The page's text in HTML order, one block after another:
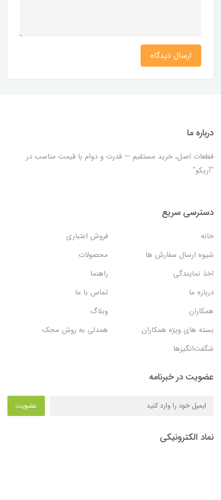
ارسال دیدگاه
درباره ما
قطعات اصل، خرید مستقیم — قدرت و دوام با قیمت مناسب در
"آریکو"
دسترسی سریع
خانه
فروش اعتباری
شیوه ارسال سفارش ها
محصولات
اخذ نمایندگی
راهنما
درباره ما
تماس با ما
همکاران
وبلاگ
بسته های ویژه همکاران
همدلی به روش محک
شگفت‌انگیزها
عضویت در خبرنامه
عضویت
نماد الکترونیکی